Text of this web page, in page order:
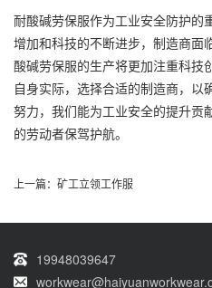
耐酸碱劳保服作为工业安全防护的
增加和科技的不断进步，制造商面
酸碱劳保服的生产将更加注重科技
自身实际，选择合适的制造商，以
努力，我们能为工业安全的提升贡
的劳动者保驾护航。
上一篇： 矿工立领工作服
19948039647